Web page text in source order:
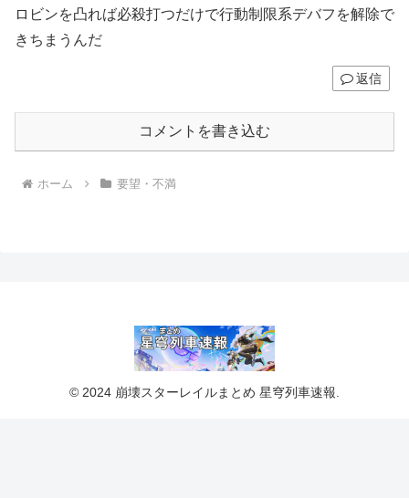
ロビンを凸れば必殺打つだけで行動制限系デバフを解除で
きちまうんだ
返信
コメントを書き込む
ホーム 要望・不満
© 2024 崩壊スターレイルまとめ 星穹列車速報.